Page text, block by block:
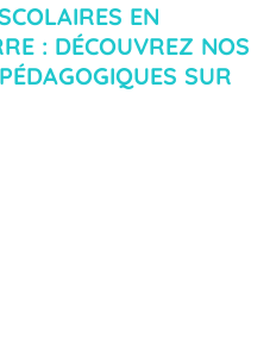
EN
: DÉCOUVREZ NOS
SUR